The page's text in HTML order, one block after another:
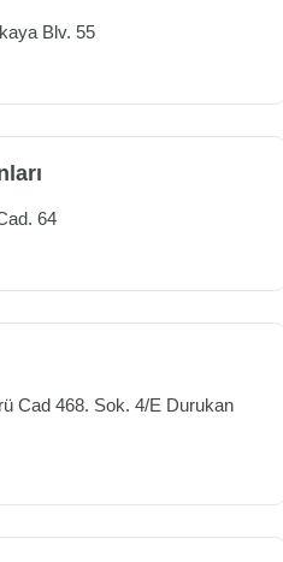
Blv. 55
64
Cad 468. Sok. 4/E Durukan